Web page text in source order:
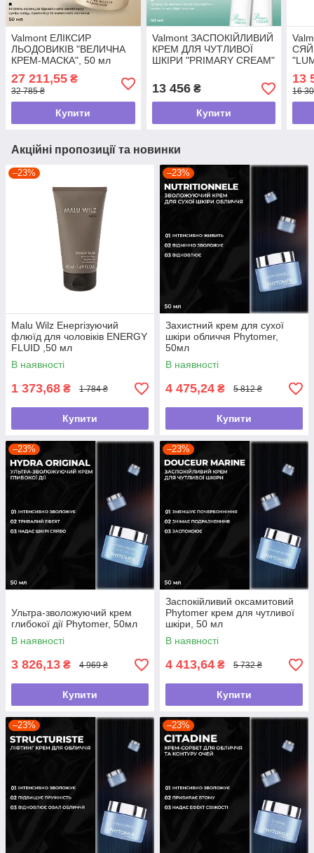
Valmont ЕЛІКСИР
ЛЬОДОВИКІВ "ВЕЛИЧНА
КРЕМ-МАСКА", 50 мл
27 211,55 ₴
32 785 ₴
Купити
Valmont ЗАСПОКІЙЛИВИЙ
КРЕМ ДЛЯ ЧУТЛИВОЇ
ШКІРИ "PRIMARY CREAM"
13 456₴
Купити
13
16
Акційні пропозиції та новинки
–23%
Malu Wilz Енергізуючий
флюїд для чоловіків ENERGY
FLUID ,50 мл
В наявності
1 373,68 ₴ 1 784 ₴
Купити
–23%
Захистний крем для сухої
шкіри обличчя Phytomer,
50мл
В наявності
4 475,24 ₴ 5 812 ₴
Купити
–23%
Ультра-зволожуючий крем
глибокої дії Phytomer, 50мл
В наявності
3 826,13 ₴ 4 969 ₴
Купити
–23%
Заспокійливий оксамитовий
Phytomer крем для чутливої
шкіри, 50 мл
В наявності
4 413,64 ₴ 5 732 ₴
Купити
–23% –23%